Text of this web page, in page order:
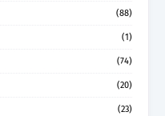
(88)
(1)
(74)
(20)
(23)